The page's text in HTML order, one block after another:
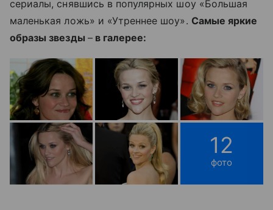
сериалы, снявшись в популярных шоу «Большая
маленькая ложь» и «Утреннее шоу». Самые яркие
образы звезды –в галерее:
12
фото